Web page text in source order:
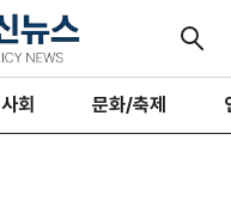
사회 문화/축제